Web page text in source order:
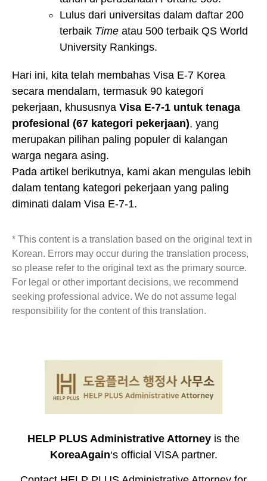
Lulus dari universitas dalam daftar 200
terbaik Time atau 500 terbaik QS World
University Rankings.
Hari ini, kita telah membahas Visa E-7 Korea
secara mendalam, termasuk 90 kategori
pekerjaan, khususnya Visa E-7-1 untuk tenaga
profesional (67 kategori pekerjaan), yang
merupakan pilihan paling populer di kalangan
warga negara asing.
Pada artikel berikutnya, kami akan mengulas lebih
dalam tentang kategori pekerjaan yang paling
diminati dalam Visa E-7-1.
* This content is a translation based on the original text in
Korean. Errors may occur during the translation process,
so please refer to the original text as the primary source.
For legal or other important decisions, we recommend
seeking professional advice. We do not assume legal
responsibility for the content of this translation.
HELP PLUS Administrative Attorney is the
KoreaAgain‘s official VISA partner.